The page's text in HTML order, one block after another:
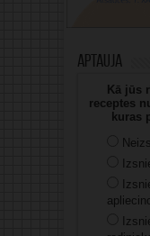
Aptauja
Kā jūs
receptes
kuras